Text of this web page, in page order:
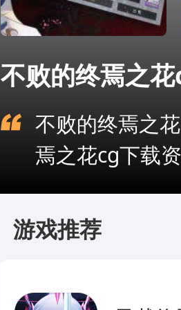
不败的终焉之
不败的终焉之
焉之花cg下载
游戏推荐